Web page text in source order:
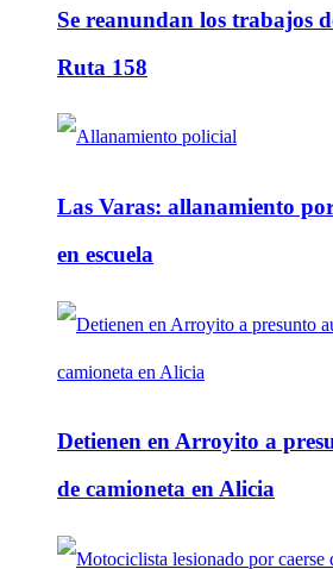
Se reanundan los trabajos
Ruta 158
Las Varas: allanamiento
en escuela
Detienen en Arroyito a
de camioneta en Alicia